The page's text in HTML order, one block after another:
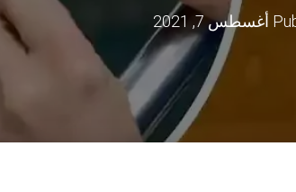
أغسطس 7, 2021